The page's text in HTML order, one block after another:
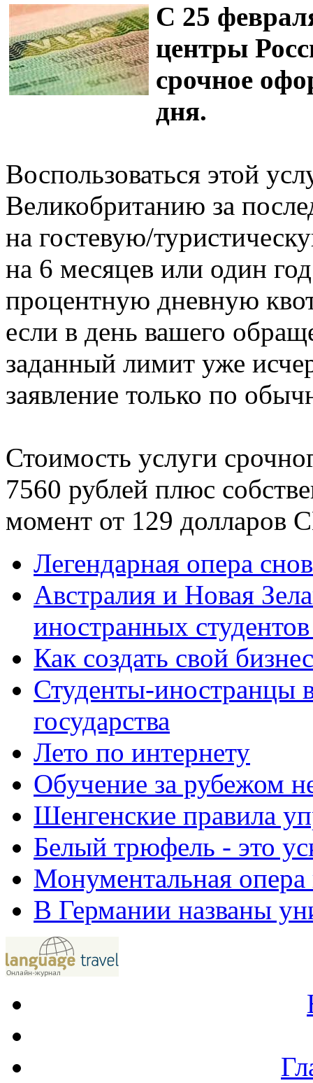
С 25
центры
срочное
дня.
Воспользоваться этой
Великобританию за
на гостевую/
на 6 месяцев или один
процентную дневную
если в день вашего
заданный лимит уже
заявление только по
Стоимость услуги
7560 рублей плюс
момент от 129
Легендарная опера
Австралия и Новая
иностранных
Как создать свой
Студенты-иностранцы
государства
Лето по интернету
Обучение за рубежом
Шенгенские правила
Белый трюфель - это
Монументальная
В Германии названы